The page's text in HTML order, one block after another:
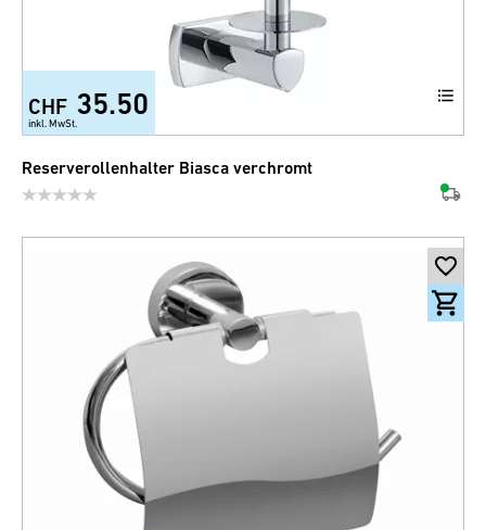
CHF 35.50
inkl. MwSt.
Reserverollenhalter Biasca verchromt